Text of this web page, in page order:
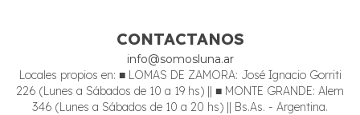
CONTACTANOS
info@somosluna.ar
Locales propios en: ■ LOMAS DE ZAMORA: José Ignacio Gorriti
226 (Lunes a Sábados de 10 a 19 hs) || ■ MONTE GRANDE: Alem
346 (Lunes a Sábados de 10 a 20 hs) || Bs.As. - Argentina.